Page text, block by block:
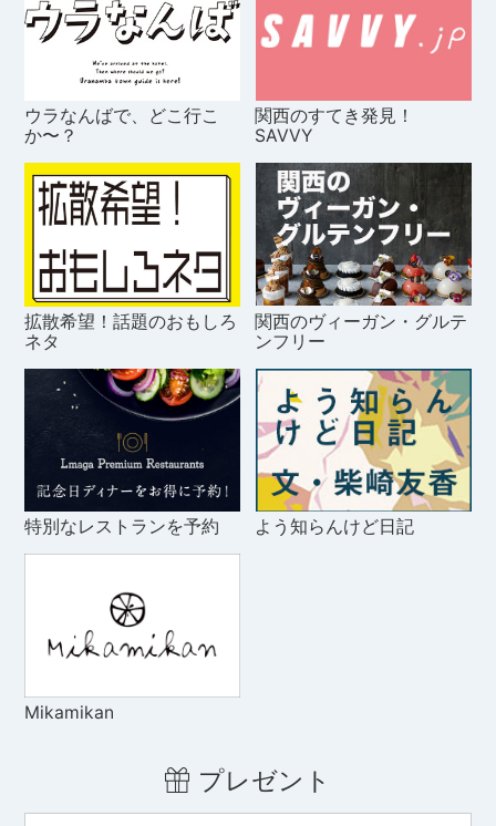
ウラなんばで、どこ行こ
か〜？
関西のすてき発見！
SAVVY
拡散希望！話題のおもしろ
ネタ
関西のヴィーガン・グルテ
ンフリー
特別なレストランを予約 よう知らんけど日記
Mikamikan
プレゼント